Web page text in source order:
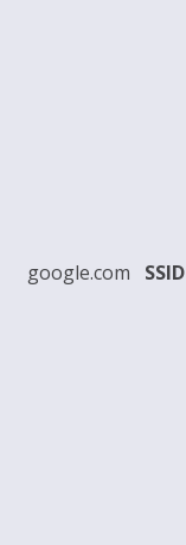
google.com SSID